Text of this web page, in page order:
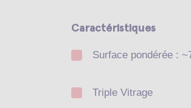
Caractéristiques
Surface pondérée :
Triple Vitrage